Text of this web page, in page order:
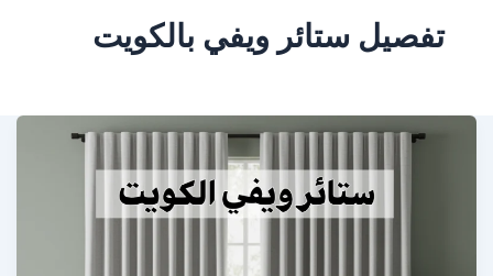
تفصيل ستائر ويفي بالكويت